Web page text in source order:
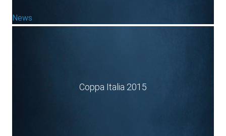
News
Coppa Italia 2015